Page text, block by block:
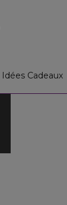
Idées Cadeaux